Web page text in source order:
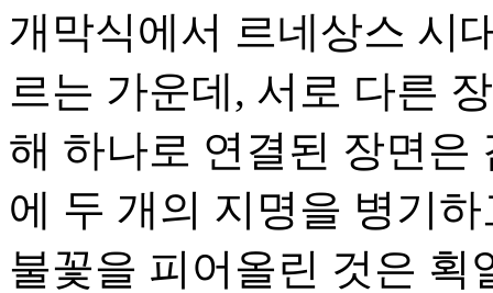
개막식에서 르네상스 시
르는 가운데, 서로 다른
해 하나로 연결된 장면은
에 두 개의 지명을 병기
불꽃을 피어올린 것은 획